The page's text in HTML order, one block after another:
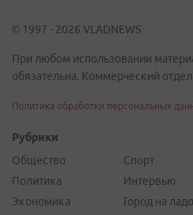
© 1997 - 2026 VLADNEWS
При любом использовании
обязательна. Коммерческий
Политика обработки персональных
Рубрики
Общество
Политика
Экономика
Спорт
Интервью
Город на